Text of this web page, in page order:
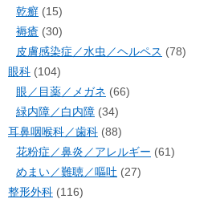
乾癬 (15)
褥瘡 (30)
皮膚感染症／水虫／ヘルペス (78)
眼科 (104)
眼／目薬／メガネ (66)
緑内障／白内障 (34)
耳鼻咽喉科／歯科 (88)
花粉症／鼻炎／アレルギー (61)
めまい／難聴／嘔吐 (27)
整形外科 (116)